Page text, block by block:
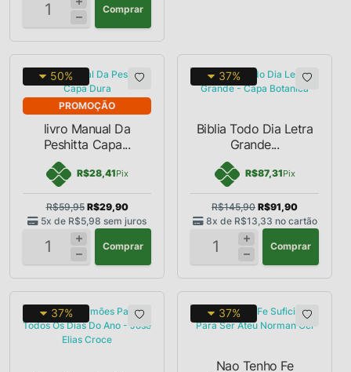
Comprar
PROMOÇÃO
50%
livro Manual Da
Peshitta Capa...
R$28,41Pix
R$59,95 R$29,90
5x de R$5,98 sem juros
Comprar
37%
Biblia Todo Dia Letra
Grande...
R$87,31Pix
R$145,90 R$91,90
8x de R$13,33 no cartão
Comprar
37% 37%
Nao Tenho Fe